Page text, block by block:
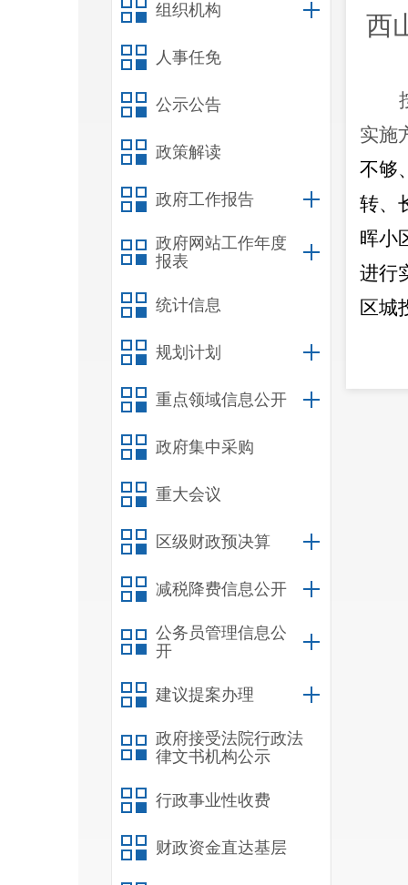
组织机构
人事任免
公示公告
政策解读
政府工作报告
政府网站工作年度
报表
统计信息
规划计划
重点领域信息公开
政府集中采购
重大会议
区级财政预决算
减税降费信息公开
公务员管理信息公
开
建议提案办理
政府接受法院行政法
律文书机构公示
行政事业性收费
财政资金直达基层
西
实施
不够
转、
晖小
进行
区城